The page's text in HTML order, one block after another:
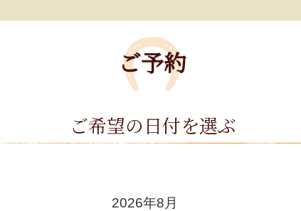
ご予約
ご希望の日付を選ぶ
2026年8月